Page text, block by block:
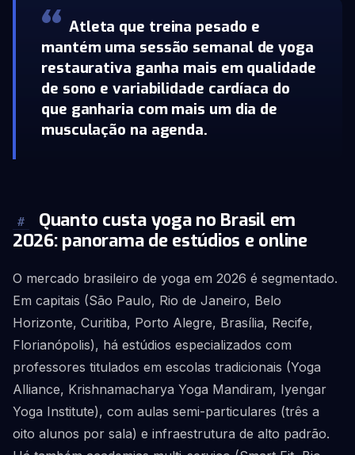
Atleta que treina pesado e
mantém uma sessão semanal de yoga
restaurativa ganha mais em qualidade
de sono e variabilidade cardíaca do
que ganharia com mais um dia de
musculação na agenda.
#
Quanto custa yoga no Brasil em
2026: panorama de estúdios e online
O mercado brasileiro de yoga em 2026 é segmentado.
Em capitais (São Paulo, Rio de Janeiro, Belo
Horizonte, Curitiba, Porto Alegre, Brasília, Recife,
Florianópolis), há estúdios especializados com
professores titulados em escolas tradicionais (Yoga
Alliance, Krishnamacharya Yoga Mandiram, Iyengar
Yoga Institute), com aulas semi-particulares (três a
oito alunos por sala) e infraestrutura de alto padrão.